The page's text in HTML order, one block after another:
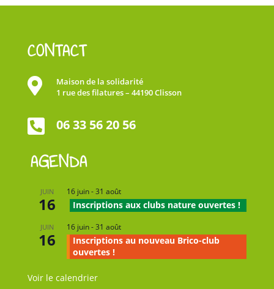
CONTACT

Maison de la solidarité
1 rue des filatures – 44190 Clisson
 06 33 56 20 56
AGENDA
JUIN
16
16 juin-31 août
Inscriptions aux clubs nature ouvertes !
JUIN
16
16 juin-31 août
Inscriptions au nouveau Brico-club
ouvertes !
Voir le calendrier